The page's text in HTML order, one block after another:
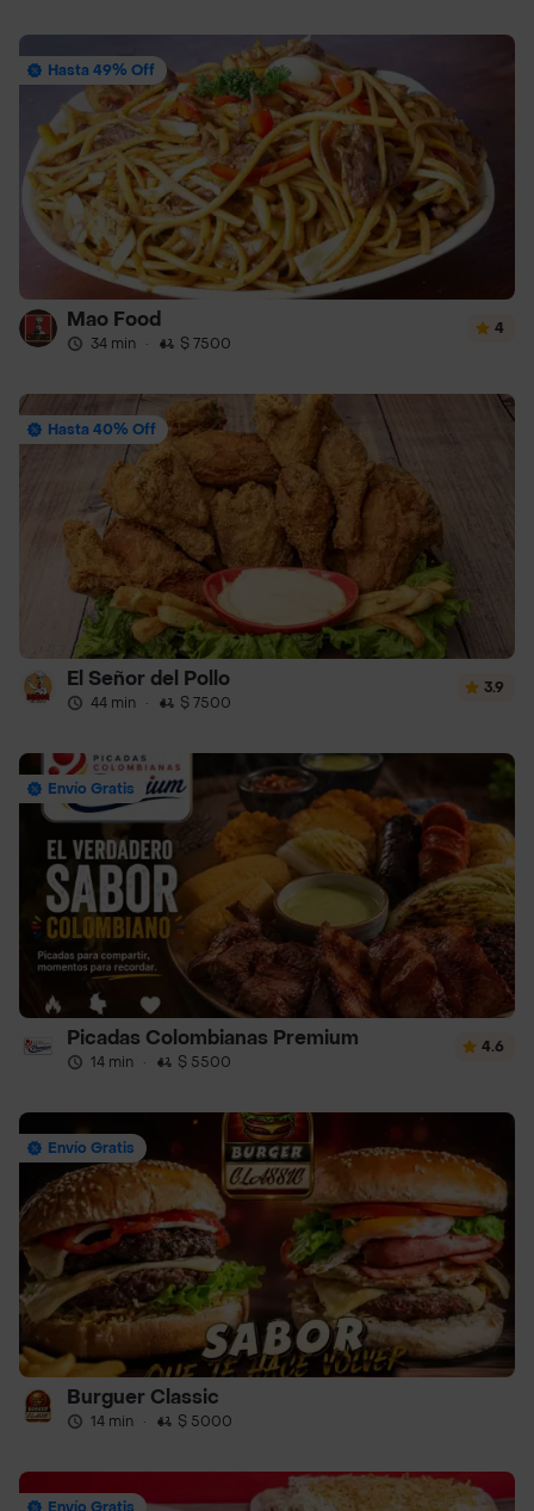
Hasta 49% Off
Mao Food
34 min · $ 7500
4
Hasta 40% Off
El Señor del Pollo
44 min · $ 7500
3.9
Envío Gratis
Picadas Colombianas Premium
14 min · $ 5500
4.6
Envío Gratis
Burguer Classic
14 min · $ 5000